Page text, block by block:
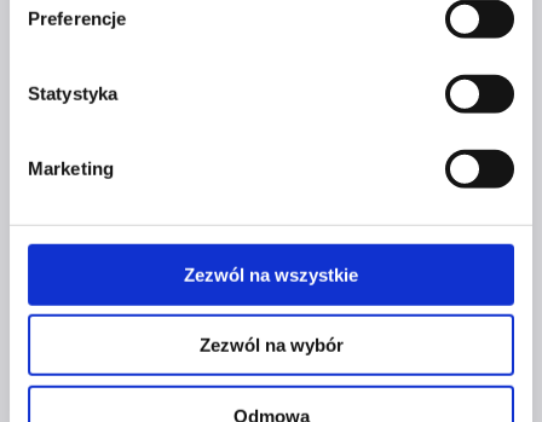
Preferencje
Statystyka
Marketing
Zezwól na wszystkie
Zezwól na wybór
Odmowa
KOBIETY I ICH BIZNESY
MAGDALENA SZEWCZUK –
WYWIAD Z KOBIETĄ BIZNESU